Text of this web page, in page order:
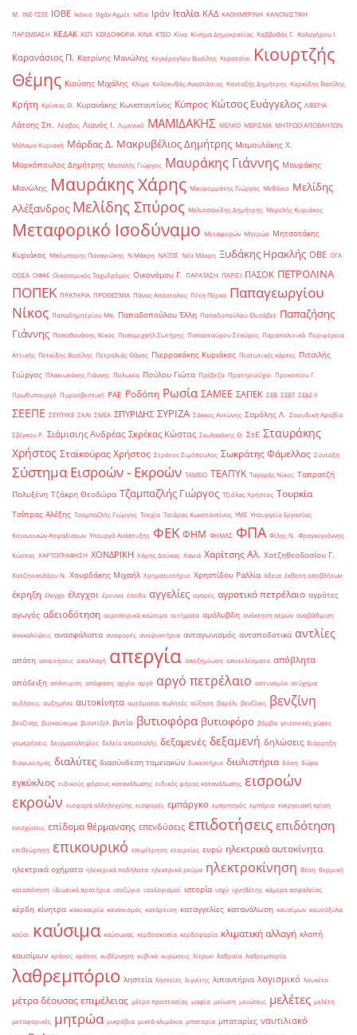
Μ. ΙΝΕ-ΓΣΕΕ ΙΟΒΕ Ικόνιο Ιλχάν Αχμέτ Ινδία Ιράν Ιταλία ΚΑΔ ΚΑΘΗΜΕΡΙΝΗ ΚΑΝΟΝΙΣΤΙΚΗ
ΠΑΡΕΜΒΑΣΗ ΚΕΔΑΚ ΚΕΠ ΚΕΡΔΟΦΟΡΙΑ ΚΙΝΑ ΚΤΕΟ Κίνα Κίνημα Δημοκρατίας Καββαθάς Γ. Καλογήρου Ι.
Καρανάσιος Π. Κατρίνης Μανώλης Κεγκέρογλου Βασίλης Κερατσίνι
Κιουρτζής
Θέμης Κιούσης Μιχάλης Κλίμα Κολοκυθάς Αναστάσιος Κονταξής Δημήτρης Κορκίδης Βασίλης
Κρήτη Κρίντας Θ. Κυρανάκης Κωνσταντίνος Κύπρος Κώτσος Ευάγγελος ΛΙΒΕΡΙΑ
Λάτσης Σπ. Λέσβος Λιανός Ι. Λιμενικό ΜΑΜΙΔΑΚΗΣ ΜΕΛΚΟ ΜΕΡΙΣΜΑ ΜΗΤΡΩΟ ΑΠΟΒΛΗΤΩΝ
Μάλαμα Κυριακή Μάρδας Δ. Μακρυβέλιος Δημήτρης Μαμουλάκης Χ.
Μαρκόπουλος Δημήτρης Μασαλής Γιώργος Μαυράκης Γιάννης Μαυράκης
Μανώλης Μαυράκης Χάρης Μαυρομμάτης Γιώργος Μεθάνιο Μελίδης
Αλέξανδρος Μελίδης Σπύρος Μελισσανίδης Δημήτρης Μερελής Κυριάκος
Μεταφορικό Ισοδύναμο Μεταφορών Μητρώο Μητσοτάκης
Κυριάκος Μπόμπορης Παναγιώτης Ν.Μάκρη ΝΑΞΟΣ Νέα Μάκρη Ξυδάκης Ηρακλής ΟΒΕ ΟΓΑ
ΟΟΣΑ ΟΦΑΕ Οικονομικός Ταχυδρόμος Οικονόμου Γ. ΠΑΡΑΤΑΣΗ ΠΑΡΙΣΙ ΠΑΣΟΚ ΠΕΤΡΟΛΙΝΑ
ΠΟΠΕΚ ΠΡΑΤΗΡΙΑ ΠΡΟΘΕΣΜΙΑ Πάνας Απόστολος Πέτη Πέρκα Παπαγεωργίου
Νίκος Παπαδημητρίου Μπ. Παπαδοπούλου Έλλη Παπαδοπούλου Ελισάβετ Παπαζήσης
Γιάννης Παπαθανάσης Νίκος Παπαμιχαήλ Σωτήρης Παπασταύρου Σταύρος Παραπολιτικά Περιφέρεια
Αττικής Πετκίδης Βασίλης Πετραλιάς Θάνος Πιερρακάκης Κυριάκος Πιστωτικές κάρτες Πιτσιλής
Γιώργος Πλακιωτάκης Γιάννης Πολωνία Πούλου Γιώτα Πρέβεζα Πρατηριούχοι Προκοπίου Γ.
Πρωθυπουργό Πυροσβεστική ΡΑΕ Ροδόπη Ρωσία ΣΑΜΕΕ ΣΑΠΕΚ ΣΕΒ ΣΕΒΤ ΣΕΔΕ ΙΙ
ΣΕΕΠΕ ΣΕΥΠΥΚΕ ΣΚΑΙ ΣΜΕΑ ΣΠΥΡΙΔΗΣ ΣΥΡΙΖΑ Σάκκος Αντώνης Σαμόλης Λ. Σαουδική Αραβία
Σβίγκου Ρ. Σιάμισιης Ανδρέας Σκρέκας Κώστας Σκυλακάκης Θ. ΣτΕ Σταυράκης
Χρήστος Σταϊκούρας Χρήστος Στράτος Σιμόπουλος Σωκράτης Φάμελλος Σύνταξη
Σύστημα Εισροών - Εκροών ΤΑΜΕΙΟ ΤΕΑΠΥΚ Ταγαράς Νίκος Ταπρατζή
Πολυξένη Τζάκρη Θεοδώρα Τζαμπαζλής Γιώργος Τζιόλας Χρήστος Τουρκία
Τσίπρας Αλέξης Τσαμπαζλής Γιώργος Τσεχία Τσιάρας Κωνσταντίνος ΥΜΕ Υπουργείο Εργασίας
Κοινωνικών Ασφαλίσεων Υπουργό Ανάπτυξης ΦΕΚ ΦΗΜ ΦΗΜΑΣ ΦΠΑ Φίλης Ν. Φραγκογιάννης
Κώστας ΧΑΡΤΟΓΡΑΦΗΣΗ ΧΟΝΔΡΙΚΗ Χάρης Δούκας Χανιά Χαρίτσης Αλ. Χατζηθεοδοσίου Γ.
Χατζηνικολάου Ν. Χουρδάκης Μιχαήλ Χρηματιστήριο Χρηστίδου Ραλλία άδεια έκθεση αποβλήτων
έκρηξη έλεγχο έλεγχοι έρευνα έσοδα αγγελίες αγορές αγροτικό πετρέλαιο αγρότες
αγωγός αδειοδότηση αεροπορικά καύσιμα αιτήματα αμόλυβδη ανάκτηση ατμών αναβάθμιση
ανακαλύψεις ανασφάλιστα αναφορές αναψυκτήρια ανταγωνισμός ανταποδοτικά αντλίες
απάτη απαιτήσεις απαλλαγή απεργία αποζημίωση αποτελέσματα απόβλητα
απόδειξη απόσυρση απόφαση αργία αργό αργό πετρέλαιο αστυνομία ατύχημα
αυξήσεις αυξημένα αυτοκίνητα αυτόματοι πωλητές αύξηση βαρέλι βενζίνες βενζίνη
βενζίνης βιοκαύσιμα βιοντίζελ βυτίο βυτιοφόρα βυτιοφόρο βόμβα γειτονικές χώρες
γεωτρήσεις δειγματοληψίες δελτίο αποστολής δεξαμενές δεξαμενή δηλώσεις διάρρηξη
διαγωνισμός διαλύτες διασύνδεση ταμειακών δικαστήριο διυλιστήρια δόση δώρα
εγκύκλιος ειδικούς φόρους κατανάλωσης ειδικός φόρος κατανάλωσης εισροών
εκροών εισφορά αλληλεγγύης εισφορές εμπάργκο εμπρησμός εμπόριο ενεργειακή κρίση
ενισχύσεις επίδομα θέρμανσης επενδύσεις επιδοτήσεις επιδότηση
επιθεώρηση επικουρικό επιμέτρηση εταιρείες ευρώ ηλεκτρικά αυτοκίνητα
ηλεκτρικά οχήματα ηλεκτρικά ποδήλατα ηλεκτρικό ρεύμα ηλεκτροκίνηση θέση θερμική
καταπόνηση ιδιωτικά πρατήρια ισοζύγιο ισολογισμοί ιστορία ισχύ ιχνηθέτης κάμερα ασφαλείας
κέρδη κίνητρα κακοκαιρία κανονισμός κατάρτιση καταγγελίες κατανάλωση καυσίμων καυσόξυλα
καύσι καύσιμα καύσωνας κερδοσκοπία κερδοφορία κλιματική αλλαγή κλοπή
καυσίμων κράνος κράτος κυβέρνηση κυβικά κυρώσεις λίτρων λαθραία λαθρεμπορία
λαθρεμπόριο ληστεία ληστείες λιγνίτης λιπαντήρια λογισμικό λουκέτο
μέτρα δέουσας επιμέλειας μέτρα προστασίας μαφία μείωση μειώσεις μελέτες μελέτη
μεταφορικές μητρώα μικρόβια μικτά κλιμάκια μπαταρία μπαταρίες ναυτιλιακό